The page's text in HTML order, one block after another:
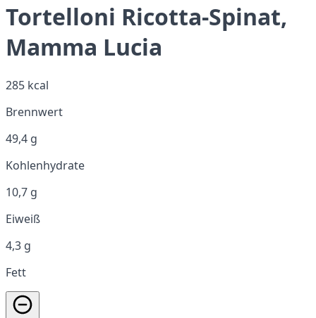
Tortelloni Ricotta-Spinat,
Mamma Lucia
285 kcal
Brennwert
49,4 g
Kohlenhydrate
10,7 g
Eiweiß
4,3 g
Fett